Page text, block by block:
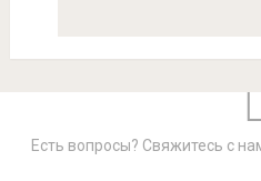
Есть вопросы? Свяжитесь с